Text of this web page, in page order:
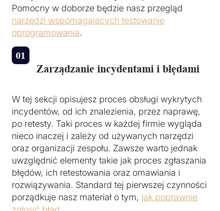
Pomocny w doborze będzie nasz przegląd
narzędzi wspomagających testowanie
oprogramowania.
Zarządzanie incydentami i błędami
W tej sekcji opisujesz proces obsługi wykrytych
incydentów, od ich znalezienia, przez naprawę,
po retesty. Taki proces w każdej firmie wygląda
nieco inaczej i zależy od używanych narzędzi
oraz organizacji zespołu. Zawsze warto jednak
uwzględnić elementy takie jak proces zgłaszania
błędów, ich retestowania oraz omawiania i
rozwiązywania. Standard tej pierwszej czynności
porządkuje nasz materiał o tym, jak poprawnie